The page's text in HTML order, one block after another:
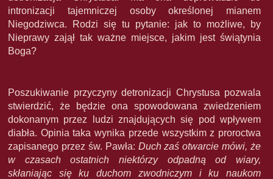
intronizacji tajemniczej osoby określonej mianem
Niegodziwca. Rodzi się tu pytanie: jak to możliwe, by
Nieprawy zajął tak ważne miejsce, jakim jest świątynia
Boga?
Poszukiwanie przyczyny detronizacji Chrystusa pozwala
stwierdzić, że będzie ona spowodowana zwiedzeniem
dokonanym przez ludzi znajdujących się pod wpływem
diabła. Opinia taka wynika przede wszystkim z proroctwa
zapisanego przez św. Pawła: Duch zaś otwarcie mówi, że
w czasach ostatnich niektórzy odpadną od wiary,
skłaniając się ku duchom zwodniczym i ku naukom